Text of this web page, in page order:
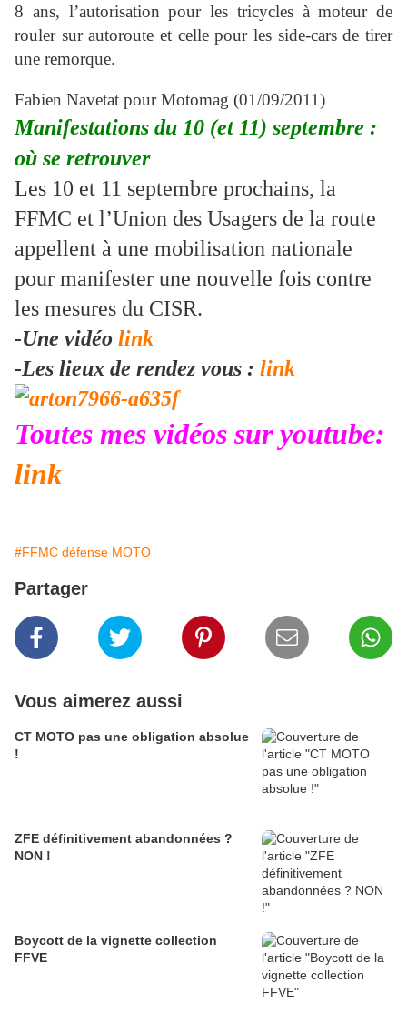
8 ans, l’autorisation pour les tricycles à moteur de
rouler sur autoroute et celle pour les side-cars de tirer
une remorque.
Fabien Navetat pour Motomag (01/09/2011)
Manifestations du 10 (et 11) septembre :
où se retrouver
Les 10 et 11 septembre prochains, la
FFMC et l’Union des Usagers de la route
appellent à une mobilisation nationale
pour manifester une nouvelle fois contre
les mesures du CISR.
-Une vidéo link
-Les lieux de rendez vous : link
Toutes mes vidéos sur youtube:
link
#FFMC défense MOTO
Partager
Vous aimerez aussi
CT MOTO pas une obligation absolue
!
ZFE définitivement abandonnées ?
NON !
Boycott de la vignette collection
FFVE